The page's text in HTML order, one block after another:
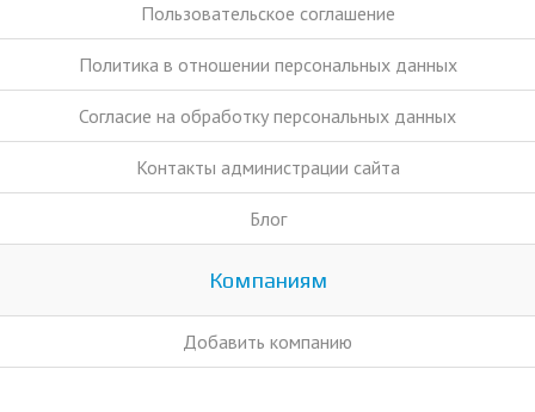
Пользовательское соглашение
Политика в отношении персональных данных
Согласие на обработку персональных данных
Контакты администрации сайта
Блог
Компаниям
Добавить компанию